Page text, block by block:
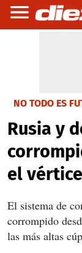
NO TODO ES
Rusia y
el vértice
El sistema de
corrompido
las más altas